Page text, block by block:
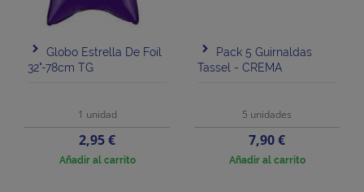
Globo Estrella De Foil
32"-78cm TG
1 unidad
Precio
2,95 €
Añadir al carrito
Pack 5 Guirnaldas
Tassel - CREMA
5 unidades
Precio
7,90 €
Añadir al carrito